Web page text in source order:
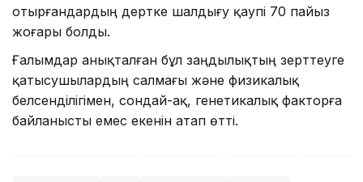
отырғандардың дертке шалдығу қаупі 70 пайыз
жоғары болды.
Ғалымдар анықталған бұл заңдылықтың зерттеуге
қатысушылардың салмағы және физикалық
белсенділігімен, сондай-ақ, генетикалық факторға
байланысты емес екенін атап өтті.